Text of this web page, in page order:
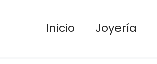
Inicio Joyería